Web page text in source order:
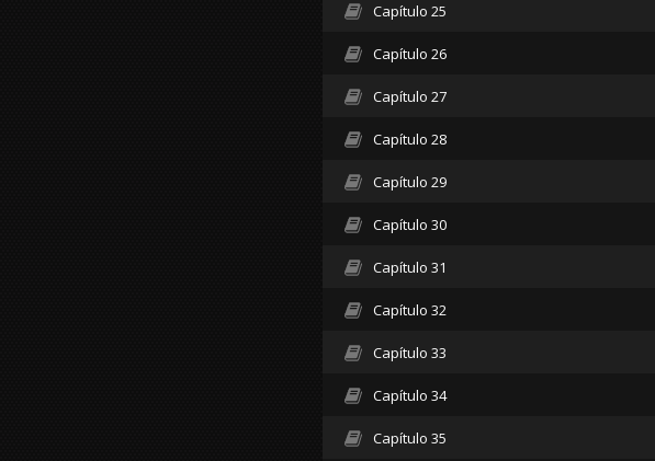
Capítulo 25
Capítulo 26
Capítulo 27
Capítulo 28
Capítulo 29
Capítulo 30
Capítulo 31
Capítulo 32
Capítulo 33
Capítulo 34
Capítulo 35